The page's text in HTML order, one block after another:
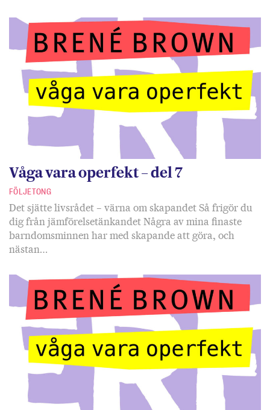
Våga vara operfekt – del 7
FÖLJETONG
Det sjätte livsrådet – värna om skapandet Så frigör du
dig från jämförelsetänkandet Några av mina finaste
barndomsminnen har med skapande att göra, och
nästan…